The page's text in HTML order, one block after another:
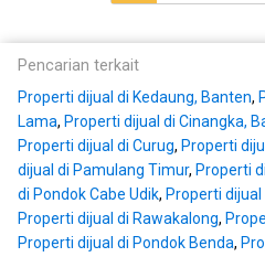
Pencarian terkait
Properti dijual di Kedaung, Banten,
Lama, Properti dijual di Cinangka,
Properti dijual di Curug, Properti
dijual di Pamulang Timur, Properti
di Pondok Cabe Udik, Properti
Properti dijual di Rawakalong,
Properti dijual di Pondok Benda,